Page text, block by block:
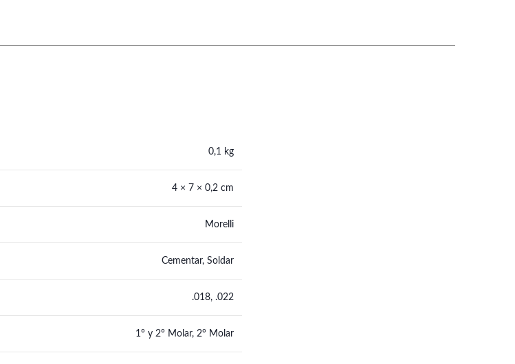
0,1 kg
4 × 7 × 0,2 cm
Morelli
Cementar, Soldar
.018, .022
1° y 2° Molar, 2° Molar